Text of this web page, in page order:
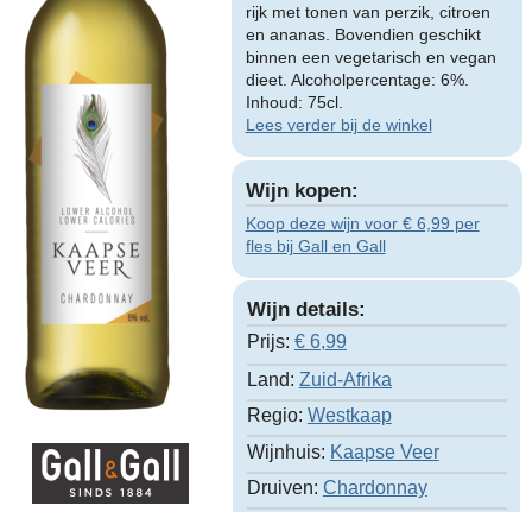
rijk met tonen van perzik, citroen
en ananas. Bovendien geschikt
binnen een vegetarisch en vegan
dieet. Alcoholpercentage: 6%.
Inhoud: 75cl.
Lees verder bij de winkel
Wijn kopen:
Koop deze wijn voor € 6,99 per
fles bij Gall en Gall
Wijn details:
Prijs: € 6,99
Land: Zuid-Afrika
Regio: Westkaap
Wijnhuis: Kaapse Veer
Druiven: Chardonnay